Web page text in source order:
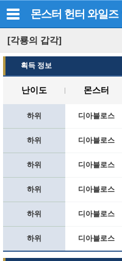
몬스터 헌터 와일즈
[각룡의 갑각]
획득 정보
난이도 몬스터
하위 디아블로스
하위 디아블로스
하위 디아블로스
하위 디아블로스
하위 디아블로스
하위 디아블로스